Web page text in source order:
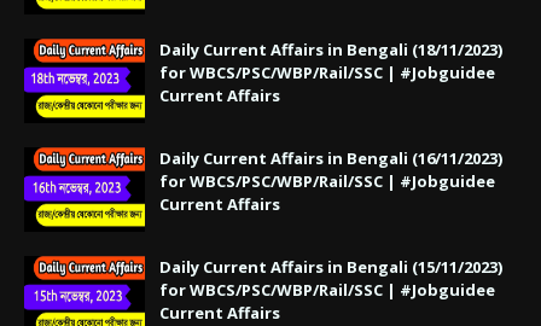
Daily Current Affairs in Bengali (18/11/2023)
for WBCS/PSC/WBP/Rail/SSC | #Jobguidee
Current Affairs
Daily Current Affairs in Bengali (16/11/2023)
for WBCS/PSC/WBP/Rail/SSC | #Jobguidee
Current Affairs
Daily Current Affairs in Bengali (15/11/2023)
for WBCS/PSC/WBP/Rail/SSC | #Jobguidee
Current Affairs